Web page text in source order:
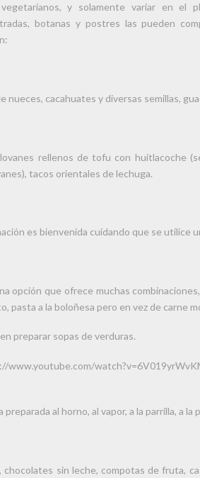
y solamente variar en el
botanas y postres las pueden
nueces, cacahuates y diversas semillas,
rellenos de tofu con huitlacoche
tacos orientales de lechuga.
es bienvenida cuidando que se utilice
opción que ofrece muchas
pasta a la boloñesa pero en vez de carne
preparar sopas de verduras.
www.youtube.com/
preparada al horno, al vapor, a la parrilla, a la
chocolates sin leche, compotas de fruta,